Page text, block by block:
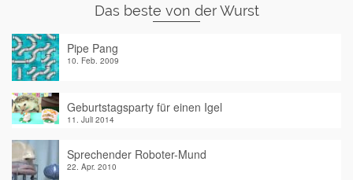
Das beste von der Wurst
Pipe Pang
10. Feb. 2009
Geburtstagsparty für einen Igel
11. Juli 2014
Sprechender Roboter-Mund
22. Apr. 2010